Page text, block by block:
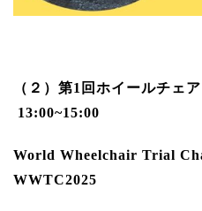
（２）第1回ホイールチェ
13:00~15:00
World Wheelchair Trial
WWTC2025